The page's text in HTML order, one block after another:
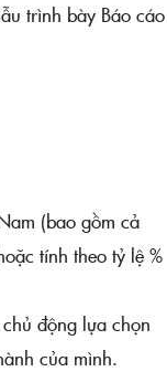
trình bày Báo cáo
(bao gồm cả
tính theo tỷ lệ %
động lựa chọn
của mình.